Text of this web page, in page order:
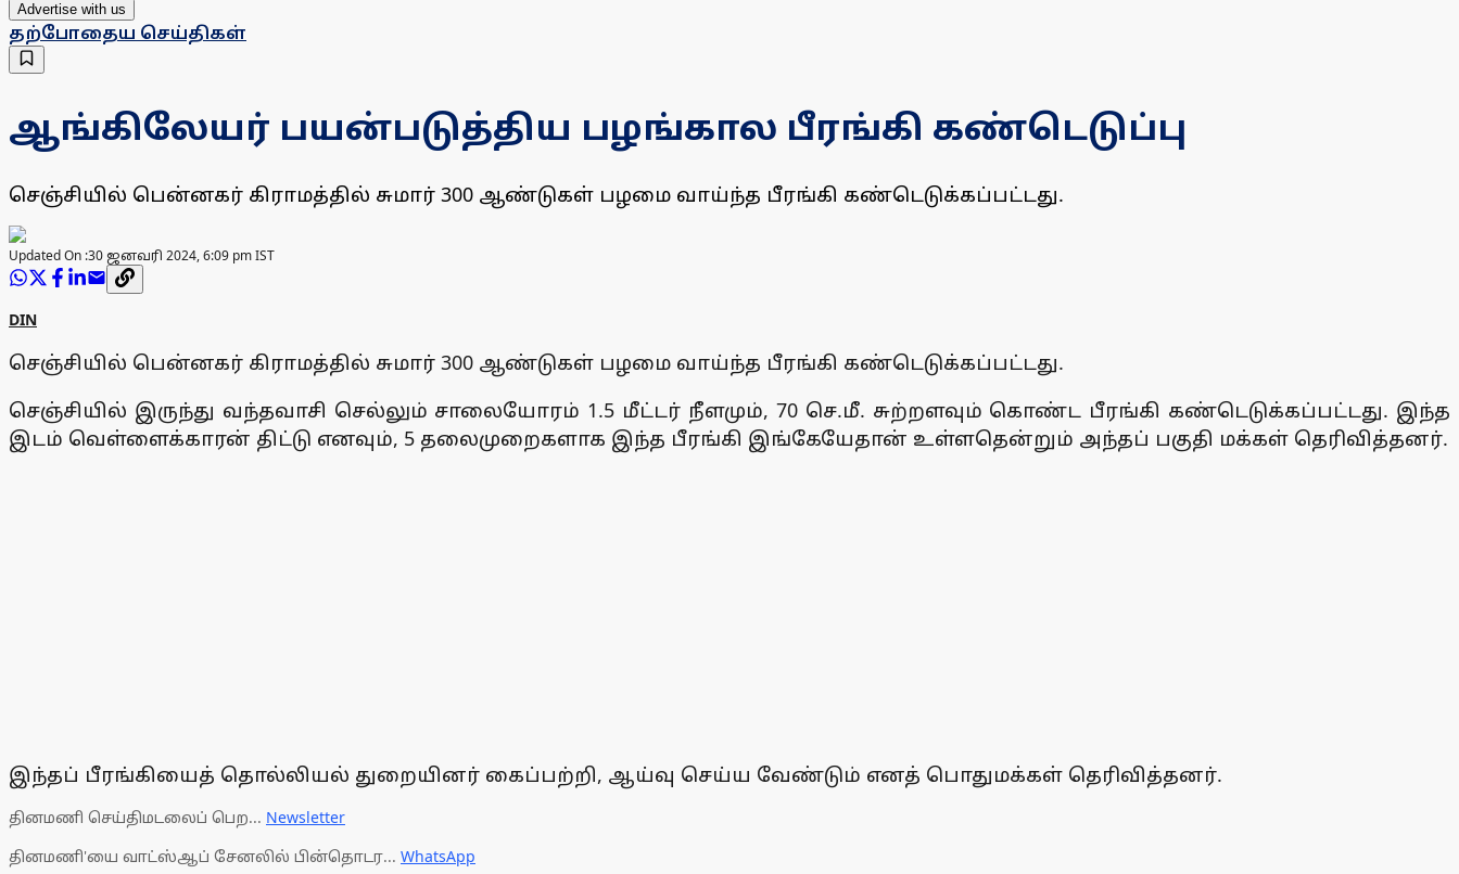
Advertise with us
தற்போதைய செய்திகள்
ஆங்கிலேயர் பயன்படுத்திய பழங்கால பீரங்கி கண்டெடுப்பு
செஞ்சியில் பென்னகர் கிராமத்தில் சுமார் 300 ஆண்டுகள் பழமை வாய்ந்த பீரங்கி கண்டெடுக்கப்பட்டது.
Updated On :30 ஜனவரி 2024, 6:09 pm IST
DIN
செஞ்சியில் பென்னகர் கிராமத்தில் சுமார் 300 ஆண்டுகள் பழமை வாய்ந்த பீரங்கி கண்டெடுக்கப்பட்டது.
செஞ்சியில் இருந்து வந்தவாசி செல்லும் சாலையோரம் 1.5 மீட்டர் நீளமும், 70 செ.மீ. சுற்றளவும் கொண்ட பீரங்கி கண்டெடுக்கப்பட்டது. இந்த
இடம் வெள்ளைக்காரன் திட்டு எனவும், 5 தலைமுறைகளாக இந்த பீரங்கி இங்கேயேதான் உள்ளதென்றும் அந்தப் பகுதி மக்கள் தெரிவித்தனர்.
இந்தப் பீரங்கியைத் தொல்லியல் துறையினர் கைப்பற்றி, ஆய்வு செய்ய வேண்டும் எனத் பொதுமக்கள் தெரிவித்தனர்.
தினமணி செய்திமடலைப் பெற... Newsletter
தினமணி'யை வாட்ஸ்ஆப் சேனலில் பின்தொடர... WhatsApp